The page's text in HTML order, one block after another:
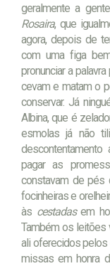
geralmente a
Rosaira, que
agora, depois de
com uma figa
pronunciar a
cevam e matam o
conservar. Já
Albina, que é
esmolas já não
pagar as
constavam de pés
focinheiras e
às cestadasem
Também os leitões
ali oferecidos
missas em honra